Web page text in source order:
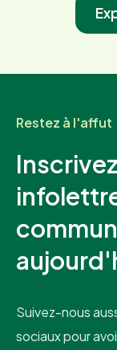
Restez à l'affut
Suivez-nous
sociaux pour